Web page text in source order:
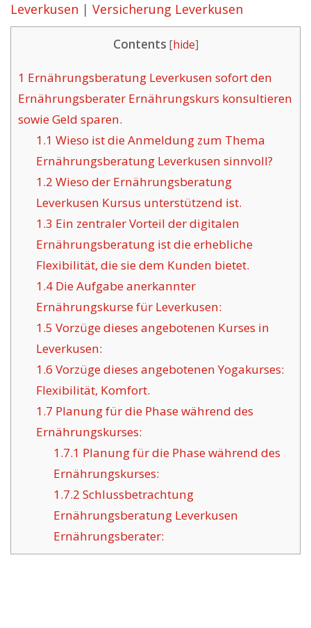
Leverkusen | Versicherung Leverkusen
Contents [hide]
1 Ernährungsberatung Leverkusen sofort den
Ernährungsberater Ernährungskurs konsultieren
sowie Geld sparen.
1.1 Wieso ist die Anmeldung zum Thema
Ernährungsberatung Leverkusen sinnvoll?
1.2 Wieso der Ernährungsberatung
Leverkusen Kursus unterstützend ist.
1.3 Ein zentraler Vorteil der digitalen
Ernährungsberatung ist die erhebliche
Flexibilität, die sie dem Kunden bietet.
1.4Die Aufgabe anerkannter
Ernährungskurse für Leverkusen:
1.5 Vorzüge dieses angebotenen Kurses in
Leverkusen:
1.6 Vorzüge dieses angebotenen Yogakurses:
Flexibilität, Komfort.
1.7 Planung für die Phase während des
Ernährungskurses:
1.7.1 Planung für die Phase während des
Ernährungskurses:
1.7.2 Schlussbetrachtung
Ernährungsberatung Leverkusen
Ernährungsberater: